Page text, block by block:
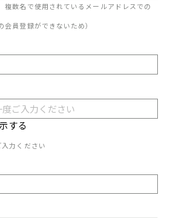
複数名で使用されているメールアドレスでの
会員登録ができないため）
する
力ください